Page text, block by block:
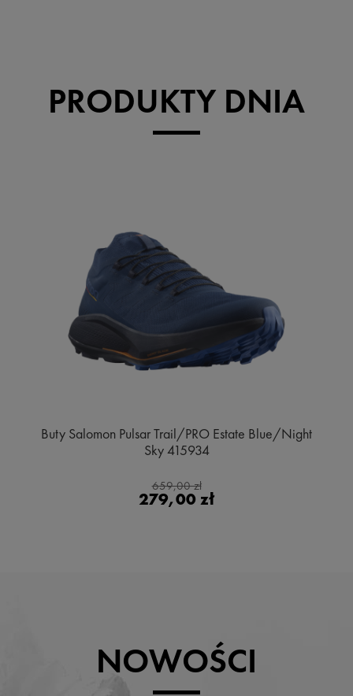
PRODUKTY DNIA
Buty Salomon Pulsar Trail/PRO Estate Blue/Night
Sky 415934
659,00 zł
279,00 zł
NOWOŚCI